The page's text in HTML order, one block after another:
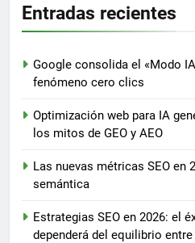
Entradas recientes
Google consolida el «Modo
fenómeno cero clics
Optimización web para IA
los mitos de GEO y AEO
Las nuevas métricas SEO en
semántica
Estrategias SEO en 2026: el
dependerá del equilibrio